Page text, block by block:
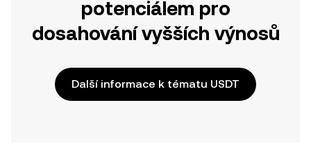
potenciálem pro
dosahování vyšších výnosů
Další informace k tématu USDT